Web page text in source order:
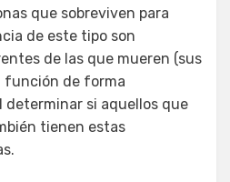
que sobreviven para
de este tipo son
de las que mueren (sus
función de forma
determinar si aquellos que
tienen estas